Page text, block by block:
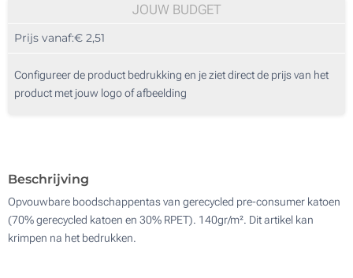
3 Kleuren (Aan een kant)
Digitale full colour transfer (Aan een kant)
20
100
JOUW BUDGET
Prijs vanaf:€ 2,51
Configureer de product bedrukking en je ziet direct de prijs van het
product met jouw logo of afbeelding
Beschrijving
Opvouwbare boodschappentas van gerecycled pre-consumer katoen
(70% gerecycled katoen en 30% RPET). 140gr/m². Dit artikel kan
krimpen na het bedrukken.